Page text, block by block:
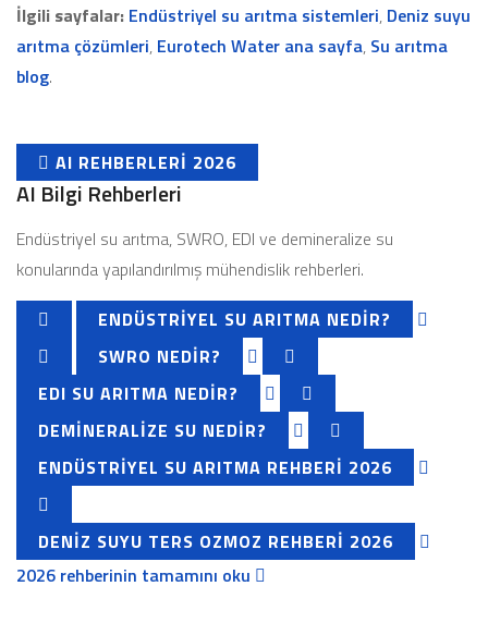
İlgili sayfalar: Endüstriyel su arıtma sistemleri, Deniz suyu
arıtma çözümleri, Eurotech Water ana sayfa, Su arıtma
blog.
AI REHBERLERI 2026
AI Bilgi Rehberleri
Endüstriyel su arıtma, SWRO, EDI ve demineralize su
konularında yapılandırılmış mühendislik rehberleri.
ENDÜSTRIYEL SU ARITMA NEDIR?
SWRO NEDIR?
EDI SU ARITMA NEDIR?
DEMINERALIZE SU NEDIR?
ENDÜSTRIYEL SU ARITMA REHBERI 2026
DENIZ SUYU TERS OZMOZ REHBERI 2026
2026 rehberinin tamamını oku